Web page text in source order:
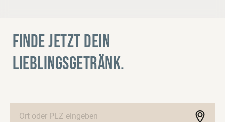
FINDE JETZT DEIN
LIEBLINGSGETRÄNK.